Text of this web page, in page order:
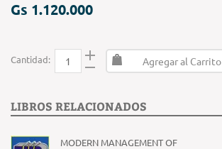
Gs 1.120.000
Cantidad: Agregar al Carrito
LIBROS RELACIONADOS
MODERN MANAGEMENT OF